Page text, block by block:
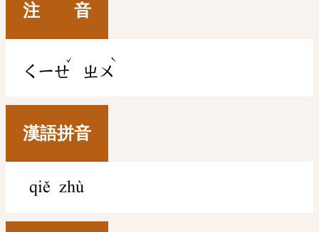
注 音
ㄑㄧㄝ
ˇ
ㄓㄨ
ˋ
漢語拼音
qiě zhù